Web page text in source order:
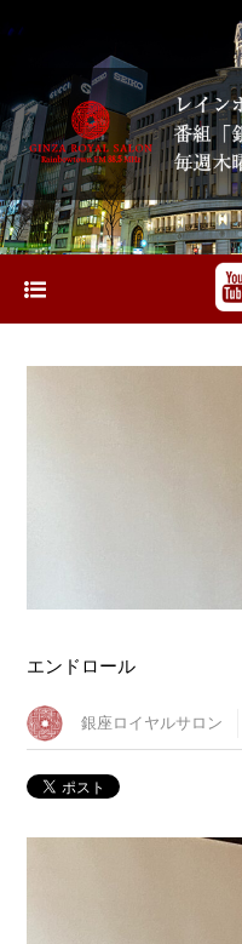
エンドロール
銀座ロイヤルサロン